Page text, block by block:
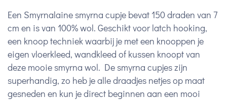
Een Smyrnalaine smyrna cupje bevat 150 draden van 7
cm en is van 100% wol. Geschikt voor latch hooking,
een knoop techniek waarbij je met een knooppen je
eigen vloerkleed, wandkleed of kussen knoopt van
deze mooie smyrna wol. De smyrna cupjes zijn
superhandig, zo heb je alle draadjes netjes op maat
gesneden en kun je direct beginnen aan een mooi